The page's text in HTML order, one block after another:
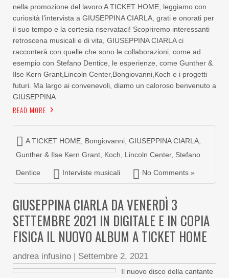
nella promozione del lavoro A TICKET HOME, leggiamo con
curiosità l’intervista a GIUSEPPINA CIARLA, grati e onorati per
il suo tempo e la cortesia riservataci! Scopriremo interessanti
retroscena musicali e di vita, GIUSEPPINA CIARLA ci
racconterà con quelle che sono le collaborazioni, come ad
esempio con Stefano Dentice, le esperienze, come Gunther &
Ilse Kern Grant,Lincoln Center,Bongiovanni,Koch e i progetti
futuri. Ma largo ai convenevoli, diamo un caloroso benvenuto a
GIUSEPPINA
READ MORE
A TICKET HOME Bongiovanni GIUSEPPINA CIARLA
Gunther & Ilse Kern Grant Koch Lincoln Center, Stefano
Dentice Interviste musicali No Comments »
GIUSEPPINA CIARLA DA VENERDÌ 3
SETTEMBRE 2021 IN DIGITALE E IN COPIA
FISICA IL NUOVO ALBUM A TICKET HOME
andrea infusino | Settembre 2, 2021
Il nuovo disco della cantante